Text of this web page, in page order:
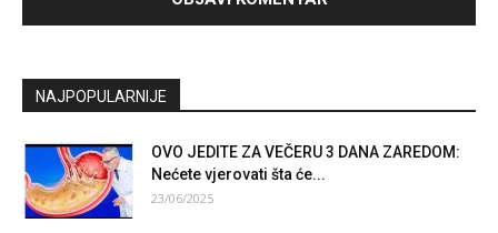
NAJPOPULARNIJE
OVO JEDITE ZA VEČERU 3 DANA ZAREDOM:
Nećete vjerovati šta će...
23/06/2025